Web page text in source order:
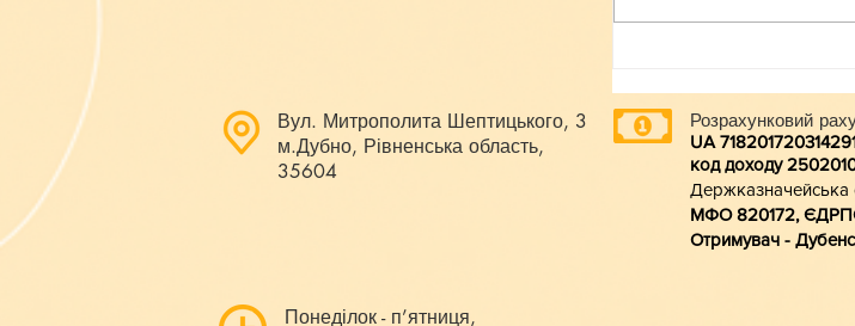
Вул. Митрополита Шептицького, 3
м.Дубно, Рівненська область,
35604
Понеділок - п’ятниця,
Розрахунковий
UA
код доходу 250201
Держказначейська
МФО 820172,
Отримувач -